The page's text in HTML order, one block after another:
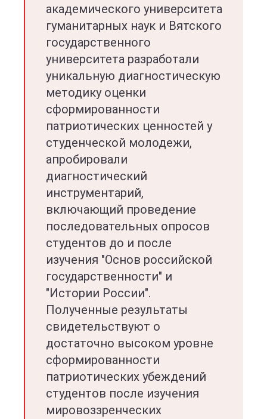
академического университета
гуманитарных наук и Вятского
государственного
университета разработали
уникальную диагностическую
методику оценки
сформированности
патриотических ценностей у
студенческой молодежи,
апробировали
диагностический
инструментарий,
включающий проведение
последовательных опросов
студентов до и после
изучения "Основ российской
государственности" и
"Истории России".
Полученные результаты
свидетельствуют о
достаточно высоком уровне
сформированности
патриотических убеждений
студентов после изучения
мировоззренческих